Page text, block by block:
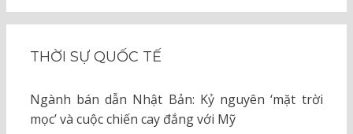
THỜI SỰ QUỐC TẾ
Ngành bán dẫn Nhật Bản: Kỷ nguyên ‘mặt trời
mọc’ và cuộc chiến cay đắng với Mỹ